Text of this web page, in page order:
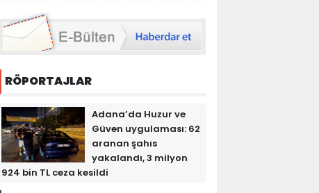
RÖPORTAJLAR
Adana’da Huzur ve
Güven uygulaması: 62
aranan şahıs
yakalandı, 3 milyon
924 bin TL ceza kesildi